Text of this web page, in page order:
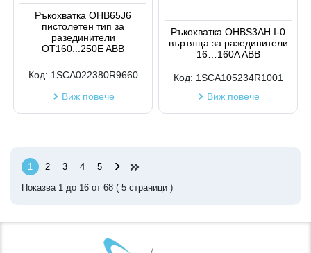
Ръкохватка OHB65J6
пистолетен тип за
разединители
OT160...250E ABB
Код: 1SCA022380R9660
Виж повече
Ръкохватка OHBS3AH I-0
въртяща за разединители
16…160A ABB
Код: 1SCA105234R1001
Виж повече
1 2 3 4 5 ›
Показва 1 до 16 от 68 ( 5 страници )